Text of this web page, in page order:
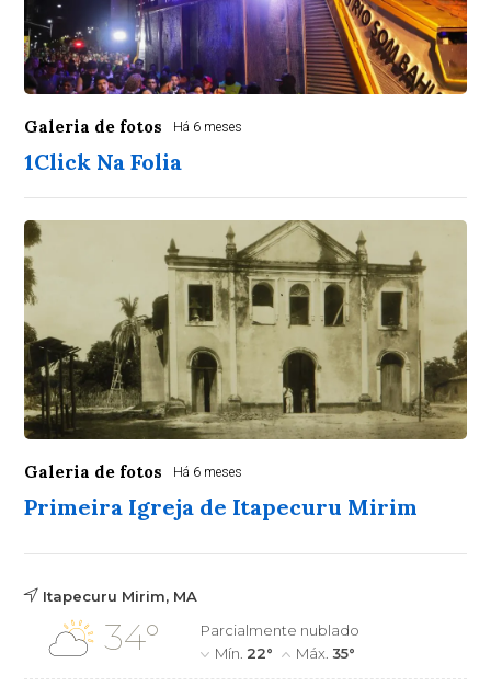
Galeria de fotos Há 6 meses
1Click Na Folia
Galeria de fotos Há 6 meses
Primeira Igreja de Itapecuru Mirim
Itapecuru Mirim, MA
34°
Parcialmente nublado
Mín. 22° Máx.35°